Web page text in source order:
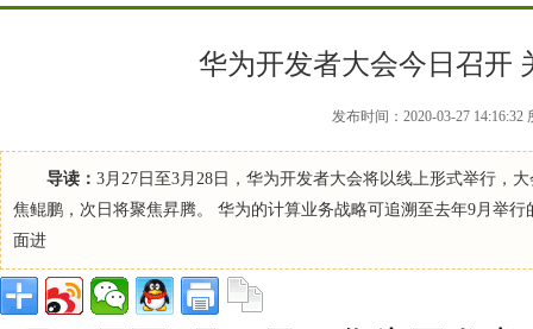
华为开发者大会今日召开
发布时间：2020-03-27
导读： 3月27日至3月28日，华为开发者大会将以线上形式举行，
焦鲲鹏，次日将聚焦昇腾。 华为的计算业务战略可追溯至去年9月举
面进